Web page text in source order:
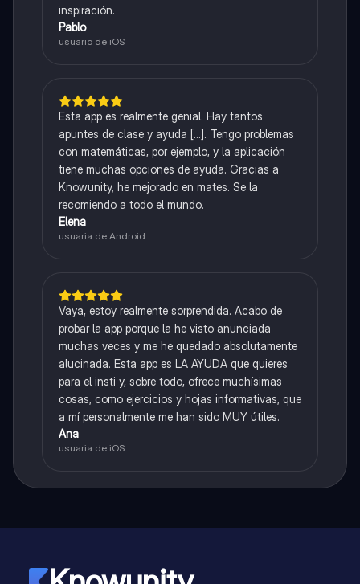
inspiración.
Pablo
usuario de iOS
Esta app es realmente genial. Hay tantos
apuntes de clase y ayuda [...]. Tengo problemas
con matemáticas, por ejemplo, y la aplicación
tiene muchas opciones de ayuda. Gracias a
Knowunity, he mejorado en mates. Se la
recomiendo a todo el mundo.
Elena
usuaria de Android
Vaya, estoy realmente sorprendida. Acabo de
probar la app porque la he visto anunciada
muchas veces y me he quedado absolutamente
alucinada. Esta app es LA AYUDA que quieres
para el insti y, sobre todo, ofrece muchísimas
cosas, como ejercicios y hojas informativas, que
a mí personalmente me han sido MUY útiles.
Ana
usuaria de iOS